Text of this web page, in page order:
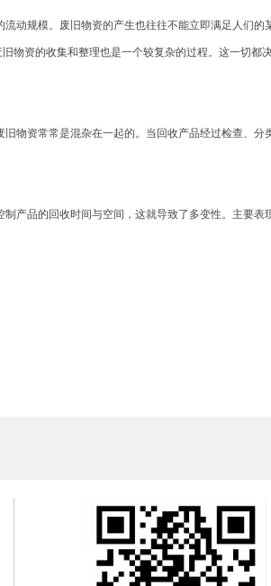
动规模。废旧物资的产生也往往不能立即满足人们的
物资的收集和整理也是一个较复杂的过程。这一切都
物资常常是混杂在一起的。当回收产品经过检查、分
产品的回收时间与空间，这就导致了多变性。主要表